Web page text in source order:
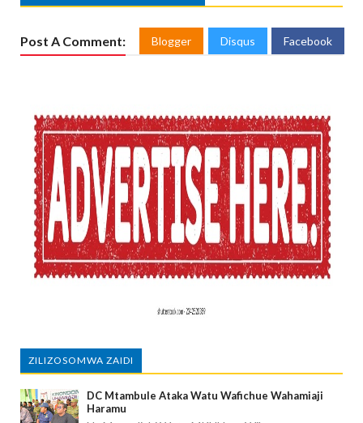
Post A Comment: Blogger Disqus Facebook
ZILIZOSOMWA ZAIDI
DC Mtambule Ataka Watu Wafichue Wahamiaji
Haramu